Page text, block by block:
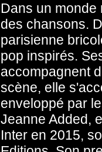
Dans un monde
des chansons.
parisienne
pop inspirés.
accompagnent
scène, elle
enveloppé par
Jeanne Added,
Inter en 2015,